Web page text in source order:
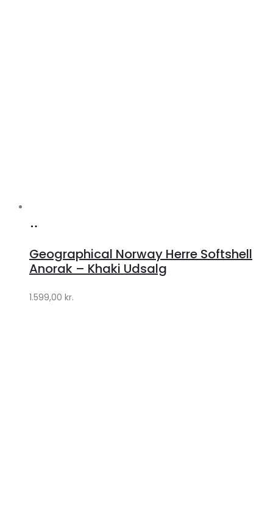
Klædeskabet.dk
Geographical Norway Herre Softshell
Anorak – Khaki Udsalg
1.599,00 kr.